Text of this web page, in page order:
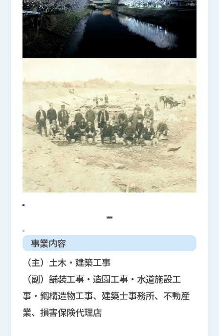
事業内容
（主）土木・建築工事
（副）舗装工事・造園工事・水道施設工
事・鋼構造物工事、建築士事務所、不動産
業、損害保険代理店